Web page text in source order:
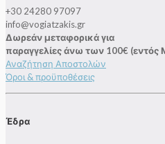
+30 24280 97097
info@vogiatzakis.gr
Δωρεάν μεταφορικά για
παραγγελίες άνω των 100€ (εντός
Αναζήτηση Αποστολών
Όροι & προϋποθέσεις
Έδρα